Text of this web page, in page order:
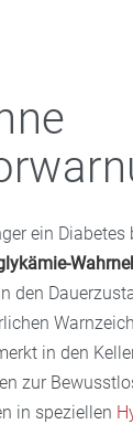
ein Diabetes
den
in den
zur
in speziellen